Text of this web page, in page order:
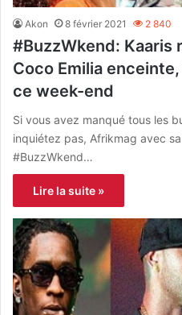
Akon 8 février 2021 2 840
#BuzzWkend: Kaaris
Coco Emilia
ce week-end
Si vous avez manqué tous les
inquiétez pas, Afrikmag avec
#BuzzWkend…
Lire la suite »